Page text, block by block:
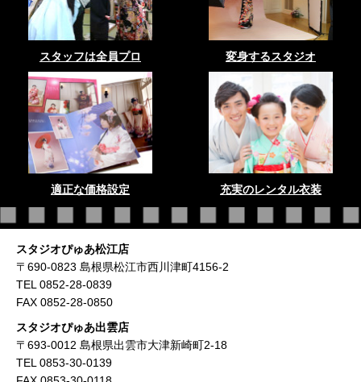
スタッフは全員プロ 変身するスタジオ
適正な価格設定 充実のレンタル衣装
スタジオぴゅあ松江店
〒690-0823 島根県松江市西川津町4156-2
TEL 0852-28-0839
FAX 0852-28-0850
スタジオぴゅあ出雲店
〒693-0012 島根県出雲市大津新崎町2-18
TEL 0853-30-0139